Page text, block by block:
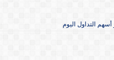
أسهم التداول اليوم